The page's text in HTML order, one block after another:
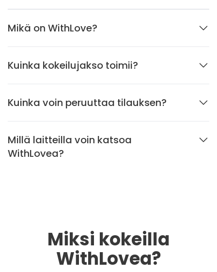
Mikä on WithLove?
Kuinka kokeilujakso toimii?
Kuinka voin peruuttaa tilauksen?
Millä laitteilla voin katsoa
WithLovea?
Miksi kokeilla
WithLovea?